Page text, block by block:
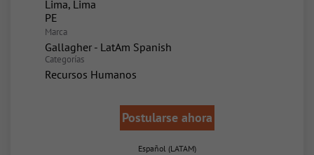
Lima, Lima
Marca
Gallagher - LatAm Spanish
Categorías
Recursos Humanos
Postularse ahora
Español (LATAM)